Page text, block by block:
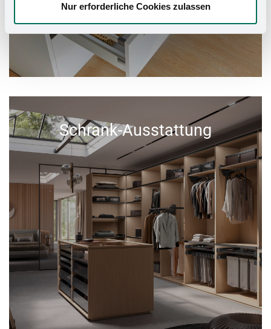
Nur erforderliche Cookies zulassen
Schrank-Ausstattung